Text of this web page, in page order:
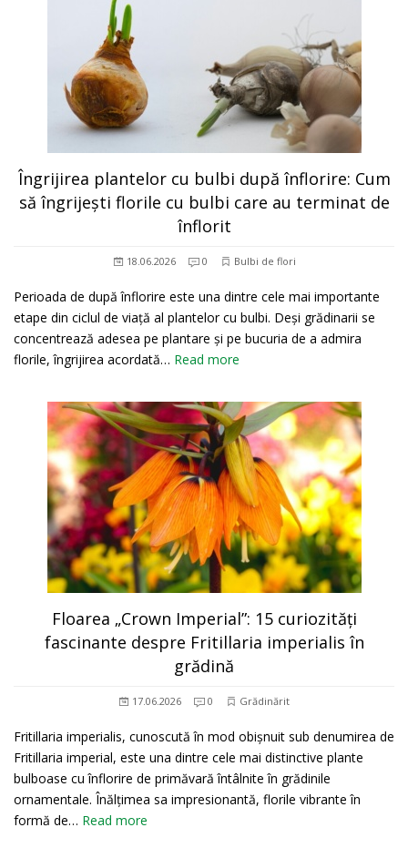
Îngrijirea plantelor cu bulbi după înflorire: Cum
să îngrijești florile cu bulbi care au terminat de
înflorit
18.06.2026 0 Bulbi de flori
Perioada de după înflorire este una dintre cele mai importante
etape din ciclul de viață al plantelor cu bulbi. Deși grădinarii se
concentrează adesea pe plantare și pe bucuria de a admira
florile, îngrijirea acordată… Read more
Floarea „Crown Imperial”: 15 curiozități
fascinante despre Fritillaria imperialis în
grădină
17.06.2026 0 Grădinărit
Fritillaria imperialis, cunoscută în mod obișnuit sub denumirea de
Fritillaria imperial, este una dintre cele mai distinctive plante
bulboase cu înflorire de primăvară întâlnite în grădinile
ornamentale. Înălțimea sa impresionantă, florile vibrante în
formă de… Read more